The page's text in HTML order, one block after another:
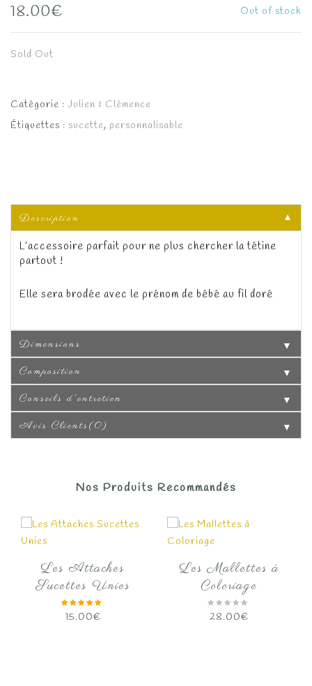
18.00€ Out of stock
Sold Out
Catégorie : Julien & Clémence
Étiquettes : sucette, personnalisable
Description
▼
L’accessoire parfait pour ne plus chercher la tétine
partout !
Elle sera brodée avec le prénom de bébé au fil doré
Dimensions ▼
Composition ▼
Conseils d'entretien ▼
Avis Clients(0) ▼
Nos Produits Recommandés
Les Attaches
Sucettes Unies
15.00€
Les Mallettes à
Coloriage
28.00€